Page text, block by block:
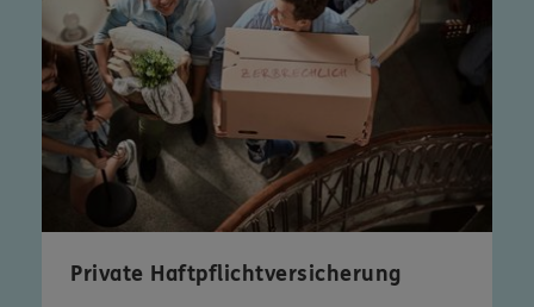
Private Haftpflichtversicherung